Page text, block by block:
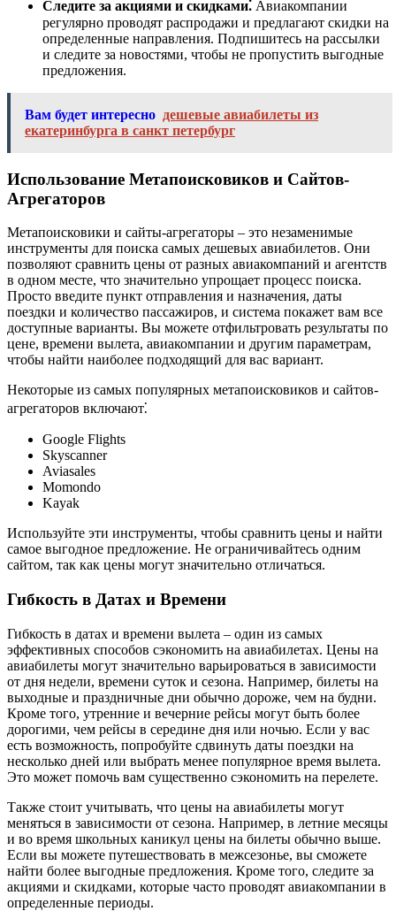
Следите за акциями и скидками⁚ Авиакомпании
регулярно проводят распродажи и предлагают скидки на
определенные направления. Подпишитесь на рассылки
и следите за новостями, чтобы не пропустить выгодные
предложения.
Вам будет интересно дешевые авиабилеты из
екатеринбурга в санкт петербург
Использование Метапоисковиков и Сайтов-
Агрегаторов
Метапоисковики и сайты-агрегаторы – это незаменимые
инструменты для поиска самых дешевых авиабилетов. Они
позволяют сравнить цены от разных авиакомпаний и агентств
в одном месте, что значительно упрощает процесс поиска.
Просто введите пункт отправления и назначения, даты
поездки и количество пассажиров, и система покажет вам все
доступные варианты. Вы можете отфильтровать результаты по
цене, времени вылета, авиакомпании и другим параметрам,
чтобы найти наиболее подходящий для вас вариант.
Некоторые из самых популярных метапоисковиков и сайтов-
агрегаторов включают⁚
Google Flights
Skyscanner
Aviasales
Momondo
Kayak
Используйте эти инструменты, чтобы сравнить цены и найти
самое выгодное предложение. Не ограничивайтесь одним
сайтом, так как цены могут значительно отличаться.
Гибкость в Датах и Времени
Гибкость в датах и времени вылета – один из самых
эффективных способов сэкономить на авиабилетах. Цены на
авиабилеты могут значительно варьироваться в зависимости
от дня недели, времени суток и сезона. Например, билеты на
выходные и праздничные дни обычно дороже, чем на будни.
Кроме того, утренние и вечерние рейсы могут быть более
дорогими, чем рейсы в середине дня или ночью. Если у вас
есть возможность, попробуйте сдвинуть даты поездки на
несколько дней или выбрать менее популярное время вылета.
Это может помочь вам существенно сэкономить на перелете.
Также стоит учитывать, что цены на авиабилеты могут
меняться в зависимости от сезона. Например, в летние месяцы
и во время школьных каникул цены на билеты обычно выше.
Если вы можете путешествовать в межсезонье, вы сможете
найти более выгодные предложения. Кроме того, следите за
акциями и скидками, которые часто проводят авиакомпании в
определенные периоды.